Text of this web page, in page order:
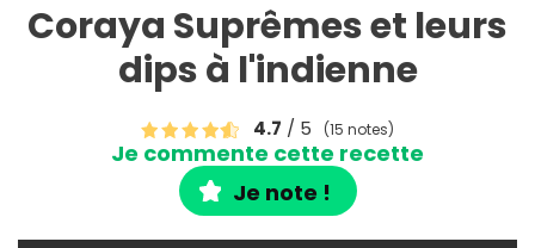
Coraya Suprêmes et leurs
dips à l'indienne
4.7 / 5 (15 notes)
Je commente cette recette
Je note !